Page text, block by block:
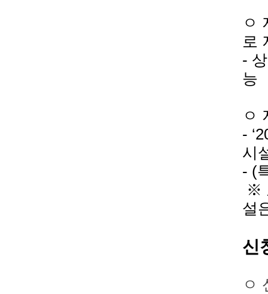
로
능
ㅇ
시
- (
설
신
ㅇ